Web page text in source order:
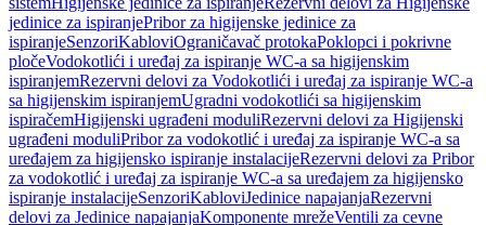
jedinice za ispiranjePribor za higijenske jedinice za
ispiranjeSenzoriKabloviOgraničavač protokaPoklopci i pokrivne
pločeVodokotlići i uređaj za ispiranje WC-a sa higijenskim
ispiranjemRezervni delovi za Vodokotlići i uređaj za ispiranje WC-a
sa higijenskim ispiranjemUgradni vodokotlići sa higijenskim
ispiračemHigijenski ugrađeni moduliRezervni delovi za Higijenski
ugrađeni moduliPribor za vodokotlić i uređaj za ispiranje WC-a sa
uređajem za higijensko ispiranje instalacijeRezervni delovi za Pribor
za vodokotlić i uređaj za ispiranje WC-a sa uređajem za higijensko
ispiranje instalacijeSenzoriKabloviJedinice napajanjaRezervni
delovi za Jedinice napajanjaKomponente mrežeVentili za cevne